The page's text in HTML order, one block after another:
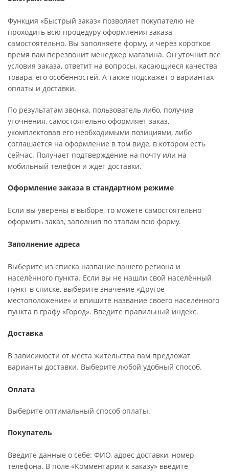
Функция «Быстрый заказ» позволяет покупателю не
проходить всю процедуру оформления заказа
самостоятельно. Вы заполняете форму, и через короткое
время вам перезвонит менеджер магазина. Он уточнит все
условия заказа, ответит на вопросы, касающиеся качества
товара, его особенностей. А также подскажет о вариантах
оплаты и доставки.
По результатам звонка, пользователь либо, получив
уточнения, самостоятельно оформляет заказ,
укомплектовав его необходимыми позициями, либо
соглашается на оформление в том виде, в котором есть
сейчас. Получает подтверждение на почту или на
мобильный телефон и ждёт доставки.
Оформление заказа в стандартном режиме
Если вы уверены в выборе, то можете самостоятельно
оформить заказ, заполнив по этапам всю форму.
Заполнение адреса
Выберите из списка название вашего региона и
населённого пункта. Если вы не нашли свой населённый
пункт в списке, выберите значение «Другое
местоположение» и впишите название своего населённого
пункта в графу «Город». Введите правильный индекс.
Доставка
В зависимости от места жительства вам предложат
варианты доставки. Выберите любой удобный способ.
Оплата
Выберите оптимальный способ оплаты.
Покупатель
Введите данные о себе: ФИО, адрес доставки, номер
телефона. В поле «Комментарии к заказу» введите